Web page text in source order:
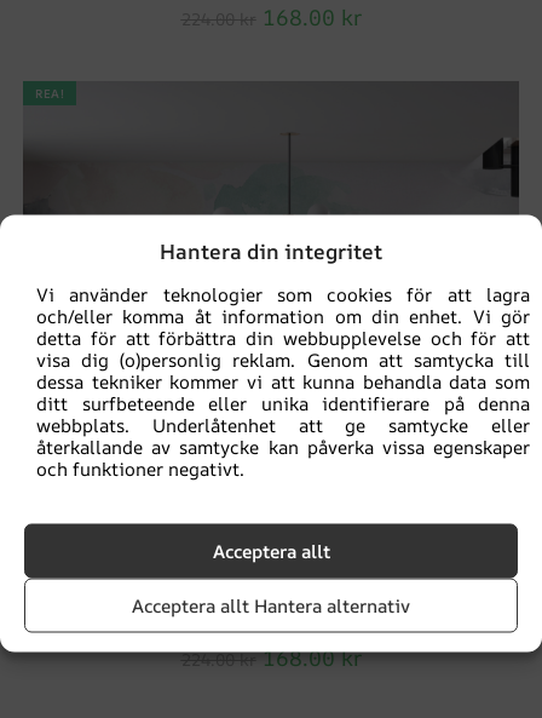
Hantera din integritet
Vi använder teknologier som cookies för att lagra
och/eller komma åt information om din enhet. Vi gör
detta för att förbättra din webbupplevelse och för att
visa dig (o)personlig reklam. Genom att samtycka till
dessa tekniker kommer vi att kunna behandla data som
ditt surfbeteende eller unika identifierare på denna
webbplats. Underlåtenhet att ge samtycke eller
återkallande av samtycke kan påverka vissa egenskaper
och funktioner negativt.
Acceptera allt
Acceptera allt Hantera alternativ
168.00 kr
REA!
Fototapet Blå blommor
224.00kr 168.00kr